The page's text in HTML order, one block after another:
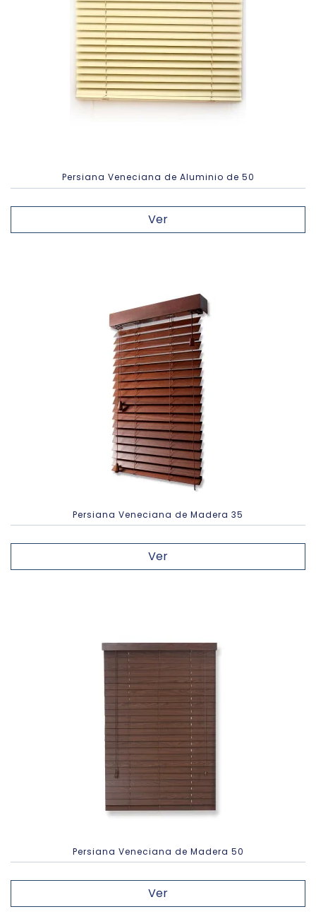
Persiana Veneciana de Aluminio de 50
Ver
Persiana Veneciana de Madera 35
Ver
Persiana Veneciana de Madera 50
Ver